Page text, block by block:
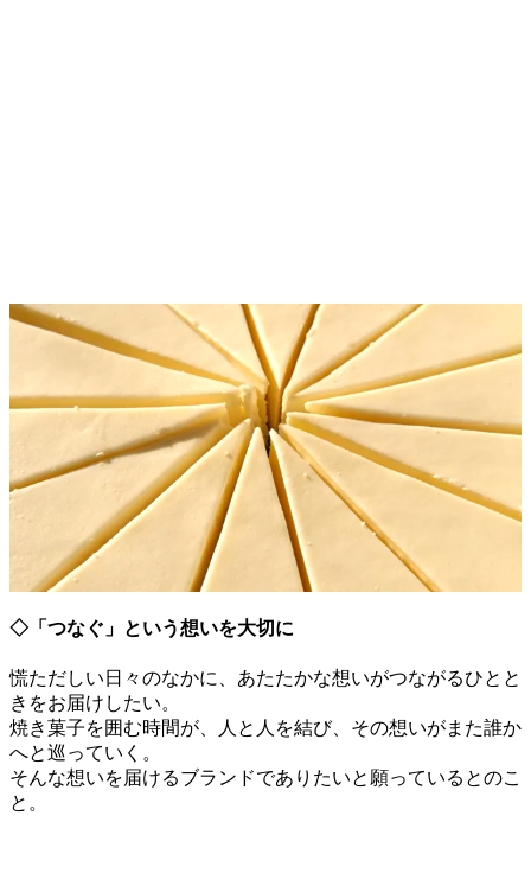
◇「つなぐ」という想いを大切に
慌ただしい日々のなかに、あたたかな想いがつながるひとと
きをお届けしたい。
焼き菓子を囲む時間が、人と人を結び、その想いがまた誰か
へと巡っていく。
そんな想いを届けるブランドでありたいと願っているとのこ
と。